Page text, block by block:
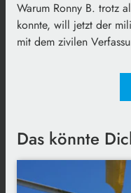
Warum Ronny B. trotz
konnte, will jetzt der
mit dem zivilen
Das könnte